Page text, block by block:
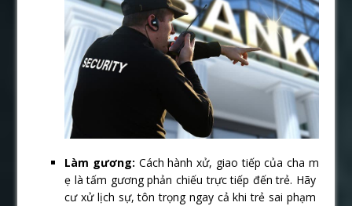
Làm gương: Cách hành xử, giao tiếp của cha m
ẹ là tấm gương phản chiếu trực tiếp đến trẻ. Hãy
cư xử lịch sự, tôn trọng ngay cả khi trẻ sai phạm